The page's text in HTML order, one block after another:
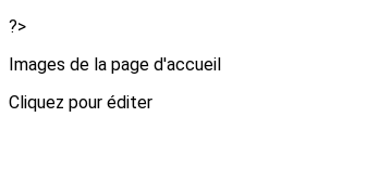
?>
Images de la page d'accueil
Cliquez pour éditer